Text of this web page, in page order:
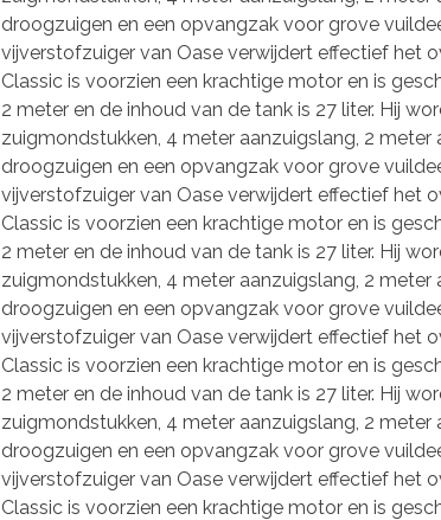
droogzuigen en een opvangzak voor grove
vijverstofzuiger van Oase verwijdert effectief het
Classic is voorzien een krachtige motor en is
2 meter en de inhoud van de tank is 27 liter. Hij
zuigmondstukken, 4 meter aanzuigslang, 2
droogzuigen en een opvangzak voor grove
vijverstofzuiger van Oase verwijdert effectief het
Classic is voorzien een krachtige motor en is
2 meter en de inhoud van de tank is 27 liter. Hij
zuigmondstukken, 4 meter aanzuigslang, 2
droogzuigen en een opvangzak voor grove
vijverstofzuiger van Oase verwijdert effectief het
Classic is voorzien een krachtige motor en is
2 meter en de inhoud van de tank is 27 liter. Hij
zuigmondstukken, 4 meter aanzuigslang, 2
droogzuigen en een opvangzak voor grove
vijverstofzuiger van Oase verwijdert effectief het
Classic is voorzien een krachtige motor en is